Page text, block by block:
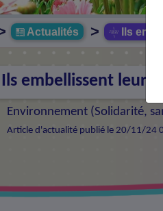
Actualités > Ils
Ils embellissent leur
Environnement (Solidarité,
Article d'actualité publié le 20/11/